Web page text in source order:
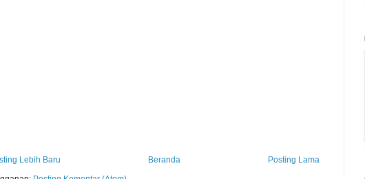
Lebih Baru Posting Lama
Beranda